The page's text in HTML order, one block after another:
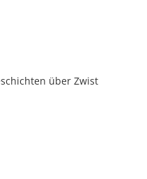
über Zwist